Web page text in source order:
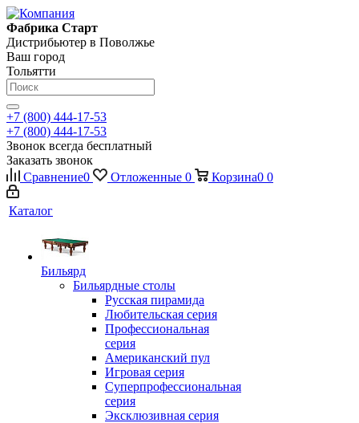
Фабрика Старт
Дистрибьютер в Поволжье
Ваш город
Тольятти
+7 (800) 444-17-53
+7 (800) 444-17-53
Звонок всегда бесплатный
Заказать звонок
Сравнение0 Отложенные 0 Корзина0 0
Каталог
Бильярд
Бильярдные столы
Русская пирамида
Любительская серия
Профессиональная
серия
Американский пул
Игровая серия
Суперпрофессиональная
серия
Эксклюзивная серия